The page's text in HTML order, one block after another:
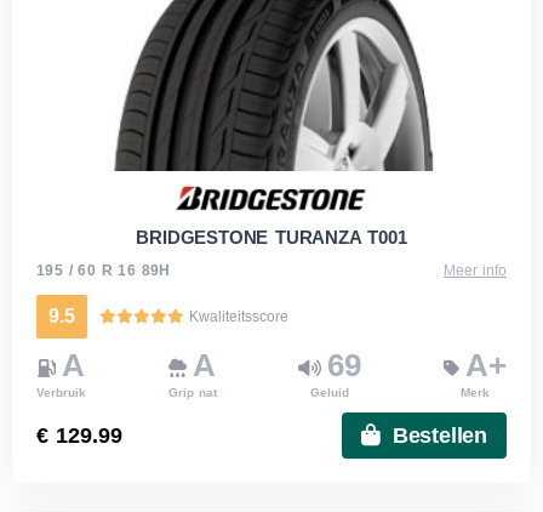
BRIDGESTONE TURANZA T001
195 / 60 R 16 89H Meer info
9.5 Kwaliteitsscore
A
Verbruik
A
Grip nat
69
Geluid
A+
Merk
€ 129.99 Bestellen